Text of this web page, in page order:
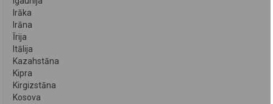
Irāka
Irāna
Īrija
Itālija
Kazahstāna
Kipra
Kirgizstāna
Kosova